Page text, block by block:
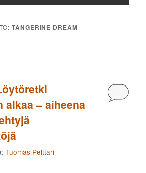
TANGERINE DREAM
– aiheena
Tuomas Pelttari